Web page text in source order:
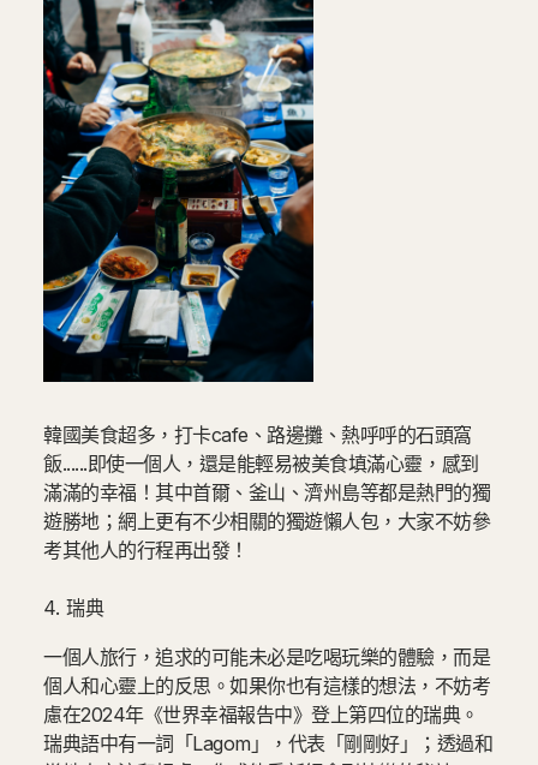
‍韓國美食超多，打卡cafe、路邊攤、熱呼呼的石頭窩
飯......即使一個人，還是能輕易被美食填滿心靈，感到
滿滿的幸福！其中首爾、釜山、濟州島等都是熱門的獨
遊勝地；網上更有不少相關的獨遊懶人包，大家不妨參
考其他人的行程再出發！
4. 瑞典
一個人旅行，追求的可能未必是吃喝玩樂的體驗，而是
個人和心靈上的反思。如果你也有這樣的想法，不妨考
慮在2024年《世界幸福報告中》登上第四位的瑞典。
瑞典語中有一詞「Lagom」，代表「剛剛好」；透過和